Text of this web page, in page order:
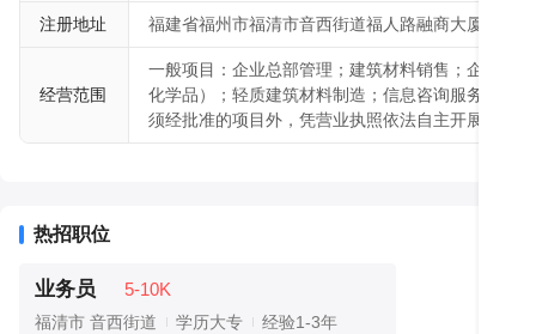
注册地址 福建省福州市福清市音西街道福人路融商大厦B区27
经营范围
一般项目：企业总部管理；建筑材料销售；企业管
化学品）；轻质建筑材料制造；信息咨询服务（不
须经批准的项目外，凭营业执照依法自主开展经营
热招职位
业务员 5-10K
福清市 音西街道 学历大专 经验1-3年